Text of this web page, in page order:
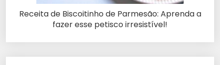
Receita de Biscoitinho de Parmesão: Aprenda a
fazer esse petisco irresistível!